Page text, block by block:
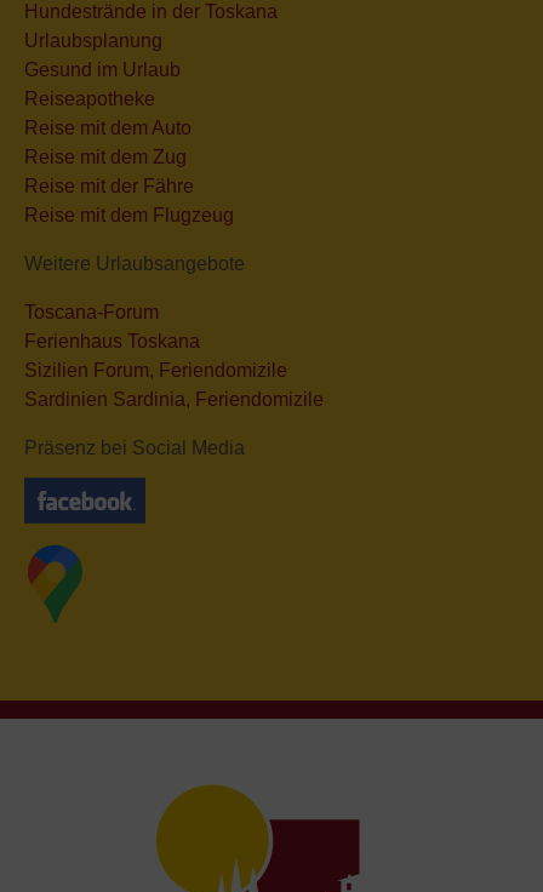
Hundestrände in der Toskana
Urlaubsplanung
Gesund im Urlaub
Reiseapotheke
Reise mit dem Auto
Reise mit dem Zug
Reise mit der Fähre
Reise mit dem Flugzeug
Weitere Urlaubsangebote
Toscana-Forum
Ferienhaus Toskana
Sizilien Forum, Feriendomizile
Sardinien Sardinia, Feriendomizile
Präsenz bei Social Media